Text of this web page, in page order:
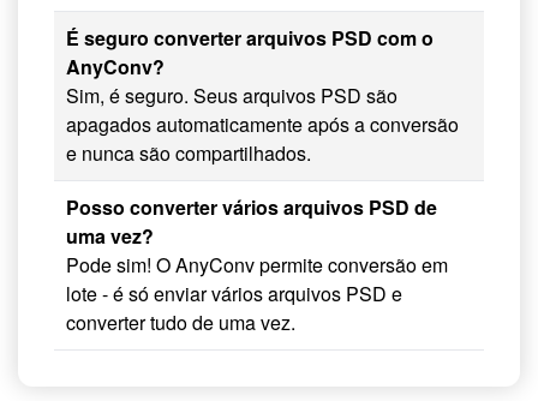
É seguro converter arquivos PSD com o
AnyConv?
Sim, é seguro. Seus arquivos PSD são
apagados automaticamente após a conversão
e nunca são compartilhados.
Posso converter vários arquivos PSD de
uma vez?
Pode sim! O AnyConv permite conversão em
lote - é só enviar vários arquivos PSD e
converter tudo de uma vez.